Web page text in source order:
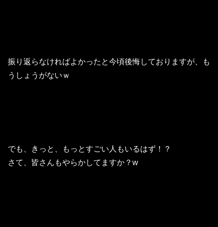
振り返らなければよかったと今頃後悔しておりますが、も
うしょうがないｗ
でも、きっと、もっとすごい人もいるはず！？
さて、皆さんもやらかしてますか？w